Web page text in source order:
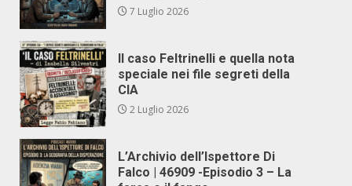
7 Luglio 2026
Il caso Feltrinelli e quella nota
speciale nei file segreti della
CIA
2 Luglio 2026
L’Archivio dell’Ispettore Di
Falco | 46909 -Episodio 3 – La